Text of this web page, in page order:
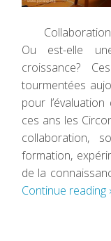
Ou est-elle
croissance?
tourmentées
pour
ces ans les
collaboration,
formation,
de la
Continue reading